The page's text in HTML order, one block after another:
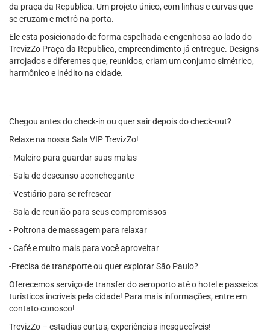
da praça da Republica. Um projeto único, com linhas e curvas que
se cruzam e metrô na porta.
Ele esta posicionado de forma espelhada e engenhosa ao lado do
TrevizZo Praça da Republica, empreendimento já entregue. Designs
arrojados e diferentes que, reunidos, criam um conjunto simétrico,
harmônico e inédito na cidade.
Chegou antes do check-in ou quer sair depois do check-out?
Relaxe na nossa Sala VIP TrevizZo!
- Maleiro para guardar suas malas
- Sala de descanso aconchegante
- Vestiário para se refrescar
- Sala de reunião para seus compromissos
- Poltrona de massagem para relaxar
- Café e muito mais para você aproveitar
-Precisa de transporte ou quer explorar São Paulo?
Oferecemos serviço de transfer do aeroporto até o hotel e passeios
turísticos incríveis pela cidade! Para mais informações, entre em
contato conosco!
TrevizZo – estadias curtas, experiências inesquecíveis!